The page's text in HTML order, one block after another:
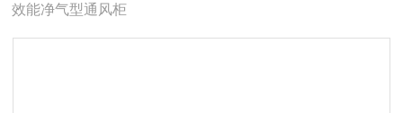
效能净气型通风柜